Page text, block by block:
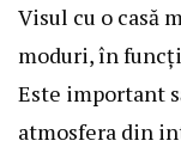
Visul cu o casă
moduri, în
Este important
atmosfera din